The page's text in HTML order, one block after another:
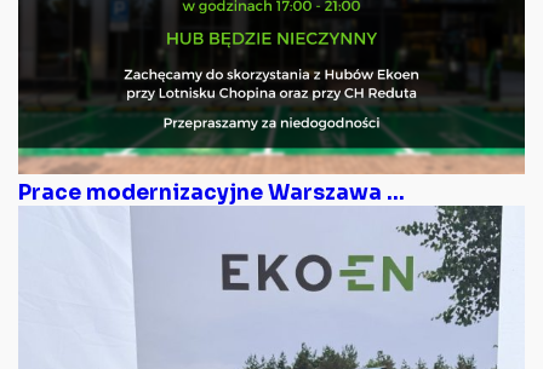
Prace modernizacyjne Warszawa ...